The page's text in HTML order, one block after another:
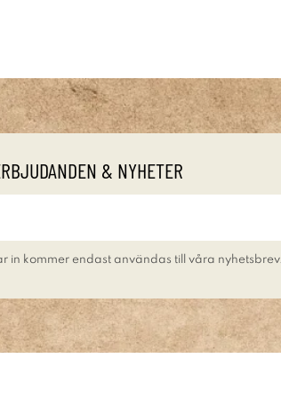
& NYHETER
in kommer endast användas till våra nyhetsbrev.